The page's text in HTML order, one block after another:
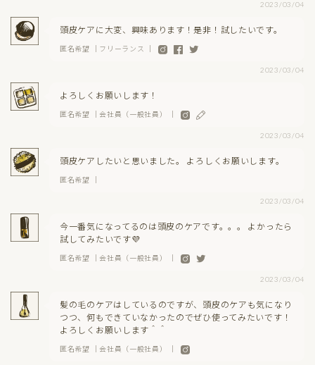
2023/03/04
頭皮ケアに大変、興味あります！是非！試したいです。
匿名希望 ｜フリーランス ｜
2023/03/04
よろしくお願いします！
匿名希望 ｜会社員（一般社員） ｜
2023/03/04
頭皮ケアしたいと思いました。 よろしくお願いします。
匿名希望 ｜
2023/03/04
今一番気になってるのは頭皮のケアです。。。 よかったら
試してみたいです💜
匿名希望 ｜会社員（一般社員） ｜
2023/03/04
髪の毛のケアはしているのですが、頭皮のケアも気になり
つつ、何もできていなかったのでぜひ使ってみたいです！
よろしくお願いします＾＾
匿名希望 ｜会社員（一般社員） ｜